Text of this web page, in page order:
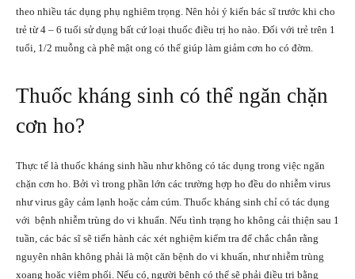
theo nhiều tác dụng phụ nghiêm trọng. Nên hỏi ý kiến bác sĩ trước khi cho
trẻ từ 4 – 6 tuổi sử dụng bất cứ loại thuốc điều trị ho nào. Đối với trẻ trên 1
tuổi, 1/2 muỗng cà phê mật ong có thể giúp làm giảm cơn ho có đờm.
Thuốc kháng sinh có thể ngăn chặn
cơn ho?
Thực tế là thuốc kháng sinh hầu như không có tác dụng trong việc ngăn
chặn cơn ho. Bởi vì trong phần lớn các trường hợp ho đều do nhiễm virus
như virus gây cảm lạnh hoặc cảm cúm. Thuốc kháng sinh chỉ có tác dụng
với bệnh nhiễm trùng do vi khuẩn. Nếu tình trạng ho không cải thiện sau 1
tuần, các bác sĩ sẽ tiến hành các xét nghiệm kiểm tra để chắc chắn rằng
nguyên nhân không phải là một căn bệnh do vi khuẩn, như nhiễm trùng
xoang hoặc viêm phổi. Nếu có, người bệnh có thể sẽ phải điều trị bằng